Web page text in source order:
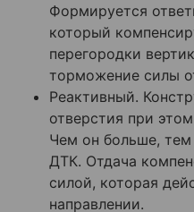
Формируется
который
перегородки
торможение силы
Реактивный.
отверстия при
Чем он больше, тем
ДТК. Отдача
силой, которая
направлении.